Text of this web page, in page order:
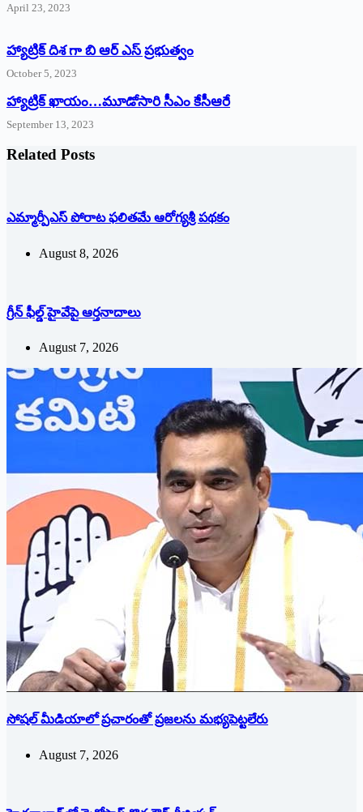
April 23, 2023
హ్యాట్రిక్ దిశ గా బి ఆర్ ఎస్ ప్రభుత్వం
October 5, 2023
హ్యాట్రిక్‌ ‌ఖాయం…మూడోసారి సీఎం కేసీఆరే
September 13, 2023
Related Posts
ఎమ్మార్పీఎస్ పోరాట ఫలితమే ఆరోగ్యశ్రీ పథకం
August 8, 2026
గ్రీన్ ఫీల్డ్ హైవేపై ఆర్తనాదాలు
August 7, 2026
సోషల్‌ ‌మీడియాలో ప్రచారంతో ప్రజలను మభ్యపెట్టలేరు
August 7, 2026